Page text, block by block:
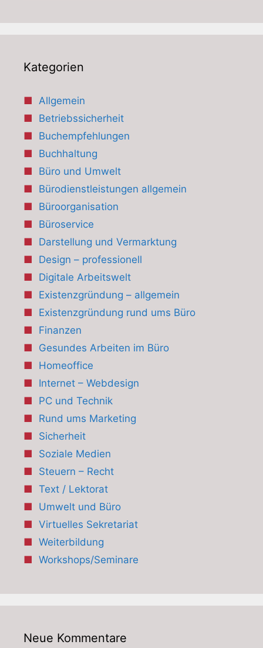
Kategorien
Allgemein
Betriebssicherheit
Buchempfehlungen
Buchhaltung
Büro und Umwelt
Bürodienstleistungen allgemein
Büroorganisation
Büroservice
Darstellung und Vermarktung
Design – professionell
Digitale Arbeitswelt
Existenzgründung – allgemein
Existenzgründung rund ums Büro
Finanzen
Gesundes Arbeiten im Büro
Homeoffice
Internet – Webdesign
PC und Technik
Rund ums Marketing
Sicherheit
Soziale Medien
Steuern – Recht
Text / Lektorat
Umwelt und Büro
Virtuelles Sekretariat
Weiterbildung
Workshops/Seminare
Neue Kommentare